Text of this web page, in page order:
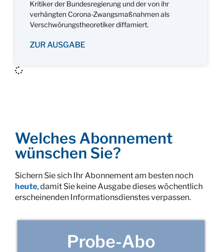
Kritiker der Bundesregierung und der von ihr
verhängten Corona-Zwangsmaßnahmen als
Verschwörungstheoretiker diffamiert.
ZUR AUSGABE
Welches Abonnement
wünschen Sie?
Sichern Sie sich Ihr Abonnement am besten noch
heute, damit Sie keine Ausgabe dieses wöchentlich
erscheinenden Informationsdienstes verpassen.
Probe-Abo